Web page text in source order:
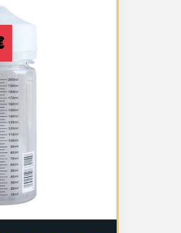
de
prix :
2,99 €
à
4,99 €